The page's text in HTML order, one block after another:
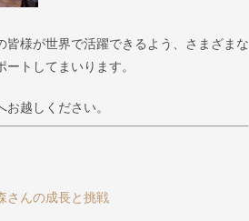
皆様が世界で活躍できるよう、さまざまな
トしてまいります。
越しください。
さんの成長と挑戦